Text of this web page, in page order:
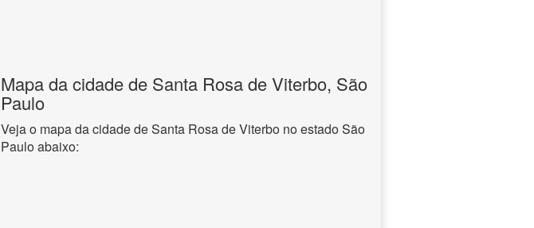
Mapa da cidade de Santa Rosa de Viterbo, São
Paulo
Veja o mapa da cidade de Santa Rosa de Viterbo no estado São
Paulo abaixo: